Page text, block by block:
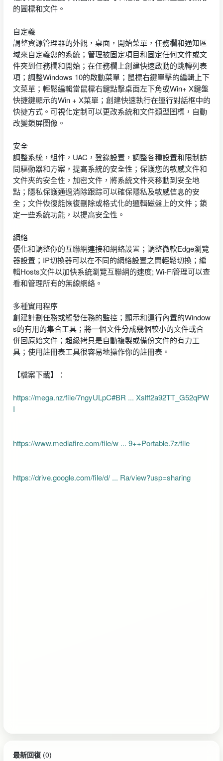
的圖標和文件。
自定義
調整資源管理器的外觀，桌面，開始菜單，任務欄和通知區
域來自定義您的系統；管理被固定項目和固定任何文件或文
件夾到任務欄和開始；在任務欄上創建快速啟動的跳轉列表
項；調整Windows 10的啟動菜單；鼠標右鍵單擊的編輯上下
文菜單；輕鬆編輯當鼠標右鍵點擊桌面左下角或Win+ X鍵盤
快捷鍵顯示的Win + X菜單；創建快速執行在運行對話框中的
快捷方式。可視化定制可以更改系統和文件類型圖標，自動
改變鎖屏圖像。
安全
調整系統，組件，UAC，登錄設置，調整各種設置和限制訪
問驅動器和方案，提高系統的安全性；保護您的敏感文件和
文件夾的安全性，加密文件，將系統文件夾移動到安全地
點；隱私保護通過消除跟踪可以確保隱私及敏感信息的安
全；文件恢復能恢復刪除或格式化的邏輯磁盤上的文件；鎖
定一些系統功能，以提高安全性。
網絡
優化和調整你的互聯網連接和網絡設置；調整微軟Edge瀏覽
器設置；IP切換器可以在不同的網絡設置之間輕鬆切換；編
輯Hosts文件以加快系統瀏覽互聯網的速度; Wi-Fi管理可以查
看和管理所有的無線網絡。
多種實用程序
創建計劃任務或觸發任務的監控；顯示和運行內置的Window
s的有用的集合工具；將一個文件分成幾個較小的文件或合
併回原始文件；超級拷貝是自動複製或備份文件的有力工
具；使用註冊表工具很容易地操作你的註冊表。
【檔案下載】：
https://mega.nz/file/7ngyULpC#BR ... Xslff2a92TT_G52qPW
I
https://www.mediafire.com/file/w ... 9++Portable.7z/file
https://drive.google.com/file/d/ ... Ra/view?usp=sharing
最新回復(0)